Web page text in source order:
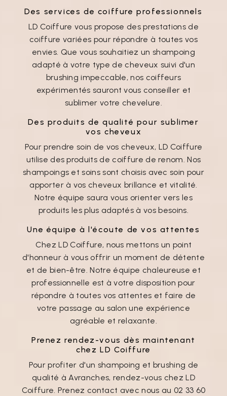
Des services de coiffure professionnels
LD Coiffure vous propose des prestations de
coiffure variées pour répondre à toutes vos
envies. Que vous souhaitiez un shampoing
adapté à votre type de cheveux suivi d'un
brushing impeccable, nos coiffeurs
expérimentés sauront vous conseiller et
sublimer votre chevelure.
Des produits de qualité pour sublimer
vos cheveux
Pour prendre soin de vos cheveux, LD Coiffure
utilise des produits de coiffure de renom. Nos
shampoings et soins sont choisis avec soin pour
apporter à vos cheveux brillance et vitalité.
Notre équipe saura vous orienter vers les
produits les plus adaptés à vos besoins.
Une équipe à l'écoute de vos attentes
Chez LD Coiffure, nous mettons un point
d'honneur à vous offrir un moment de détente
et de bien-être. Notre équipe chaleureuse et
professionnelle est à votre disposition pour
répondre à toutes vos attentes et faire de
votre passage au salon une expérience
agréable et relaxante.
Prenez rendez-vous dès maintenant
chez LD Coiffure
Pour profiter d'un shampoing et brushing de
qualité à Avranches, rendez-vous chez LD
Coiffure. Prenez contact avec nous au 02 33 60